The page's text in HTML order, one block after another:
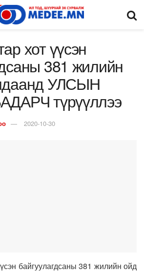
хот үүсэн
381 жилийн
УЛСЫН
түрүүллээ
2020-10-30
байгуулагдсаны 381 жилийн ойд